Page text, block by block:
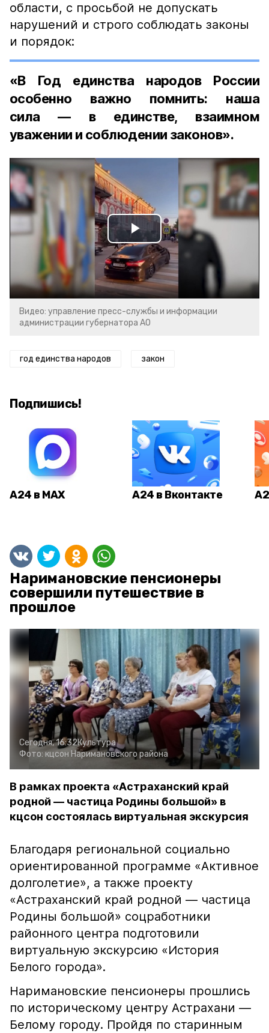
области, с просьбой не допускать
нарушений и строго соблюдать законы
и порядок:
«В Год единства народов России
особенно важно помнить: наша
сила — в единстве, взаимном
уважении и соблюдении законов».
Play
Video
Видео: управление пресс-службы и информации
администрации губернатора АО
год единства народов закон
Подпишись!
А24 в MAX А24 в Вконтакте
Наримановские пенсионеры
совершили путешествие в
прошлое
Сегодня, 16:32Культура
Фото: кцсон Наримановского района
В рамках проекта «Астраханский край
родной — частица Родины большой» в
кцсон состоялась виртуальная экскурсия
Благодаря региональной социально
ориентированной программе «Активное
долголетие», а также проекту
«Астраханский край родной — частица
Родины большой» соцработники
районного центра подготовили
виртуальную экскурсию «История
Белого города».
Наримановские пенсионеры прошлись
по историческому центру Астрахани —
Белому городу. Пройдя по старинным